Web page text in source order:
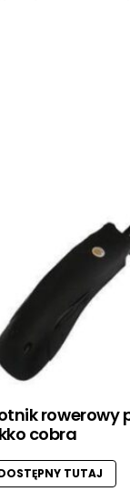
rowerowy
cobra
TUTAJ